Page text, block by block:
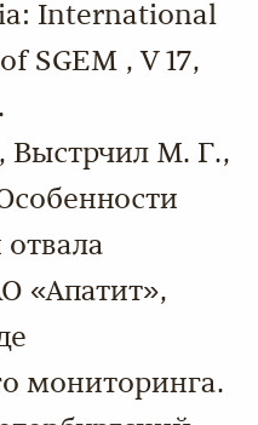
International
SGEM , V 17,
М. Г.,
«Апатит»,
мониторинга.